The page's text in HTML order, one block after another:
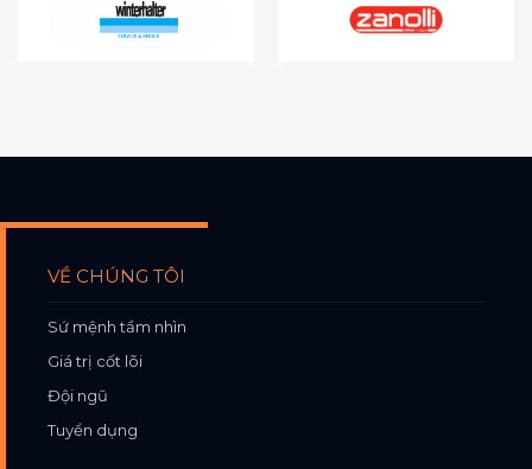
VỀ CHÚNG TÔI
Sứ mệnh tầm nhìn
Giá trị cốt lõi
Đội ngũ
Tuyển dụng